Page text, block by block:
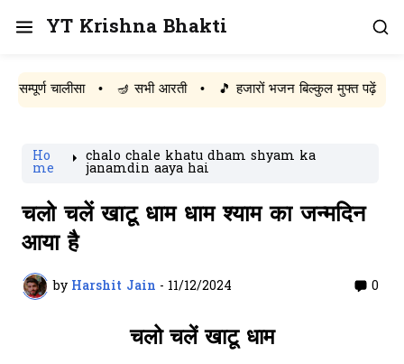
YT Krishna Bhakti
चालीसा • 🪔 सभी आरती • 🎵 हजारों भजन बिल्कुल मुफ्त पढ़ें
Ho
me
chalo chale khatu dham shyam ka
janamdin aaya hai
चलो चलें खाटू धाम धाम श्याम का जन्मदिन
आया है
by Harshit Jain - 11/12/2024 0
चलो चलें खाटू धाम